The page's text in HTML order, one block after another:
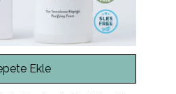
Ekle